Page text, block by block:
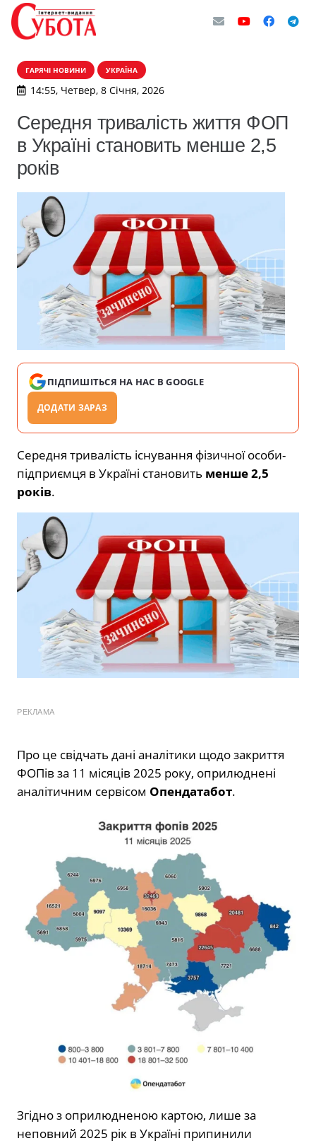
ГАРЯЧІ НОВИНИ УКРАЇНА
14:55, Четвер, 8 Січня, 2026
Середня тривалість життя ФОП
в Україні становить менше 2,5
років
ПІДПИШІТЬСЯ НА НАС В GOOGLE
ДОДАТИ ЗАРАЗ
Середня тривалість існування фізичної особи-
підприємця в Україні становить менше 2,5
років.
РЕКЛАМА
Про це свідчать дані аналітики щодо закриття
ФОПів за 11 місяців 2025 року, оприлюднені
аналітичним сервісом Опендатабот.
Згідно з оприлюдненою картою, лише за
неповний 2025 рік в Україні припинили